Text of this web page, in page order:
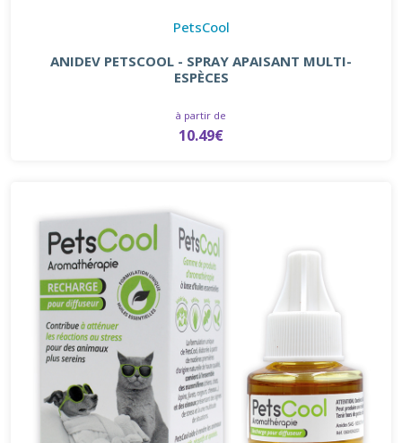
PetsCool
ANIDEV PETSCOOL - SPRAY APAISANT MULTI-
ESPÈCES
à partir de
10.49€